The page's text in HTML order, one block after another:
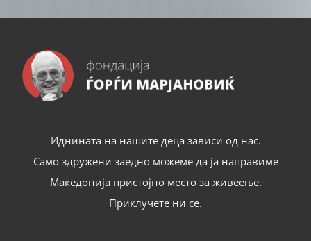
Иднината на нашите деца зависи од нас.
Само здружени заедно можеме да ја направиме
Македонија пристојно место за живеење.
Приклучете ни се.